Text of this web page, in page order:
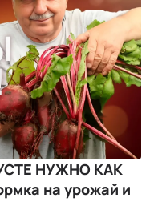
НУЖНО КАК
на урожай и